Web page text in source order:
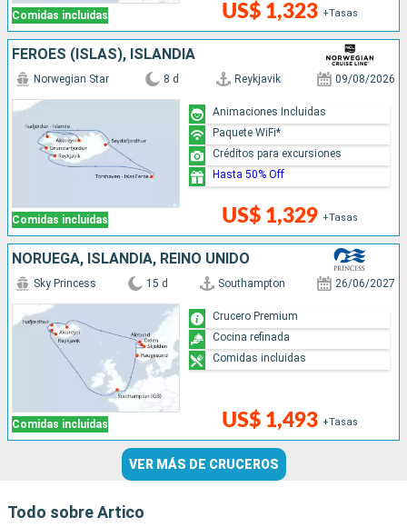
Comidas incluidas US$ 1,323 +Tasas
FÉROES (ISLAS), ISLANDIA
Comidas incluidas
Norwegian Star 8 d Reykjavik 09/08/2026
US$ 1,329 +Tasas
Animaciones Incluidas
Paquete WiFi*
Créditos para excursiones
Hasta 50% Off
NORUEGA, ISLANDIA, REINO UNIDO
Comidas incluidas
Sky Princess 15 d Southampton 26/06/2027
US$ 1,493 +Tasas
Crucero Premium
Cocina refinada
Comidas incluidas
VER MÁS DE CRUCEROS
Todo sobre Artico